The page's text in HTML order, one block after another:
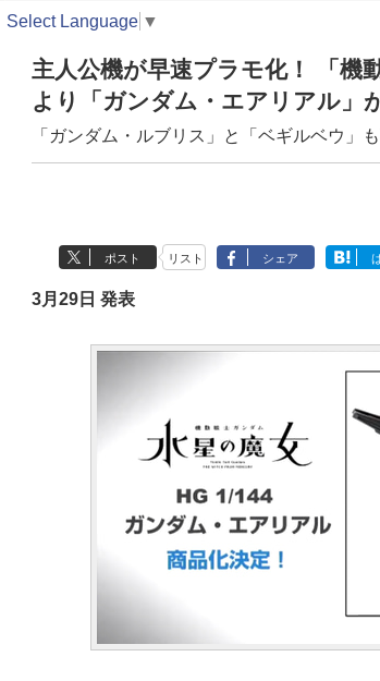
Select Language ▼
主人公機が早速プラモ化！ 「機
より「ガンダム・エアリアル」
「ガンダム・ルブリス」と「ベギルベウ」
ポスト リスト シェア
3月29日 発表